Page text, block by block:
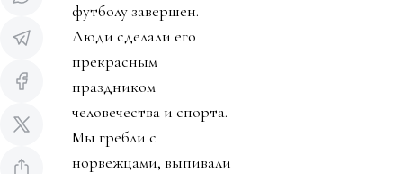
футболу завершен.
Люди сделали его
прекрасным
праздником
человечества и спорта.
Мы гребли с
норвежцами, выпивали